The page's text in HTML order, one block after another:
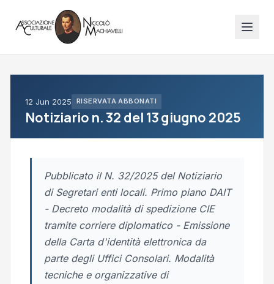
12 Jun 2025 RISERVATA ABBONATI
Notiziario n. 32 del 13 giugno 2025
Pubblicato il N. 32/2025 del Notiziario
di Segretari enti locali. Primo piano DAIT
- Decreto modalità di spedizione CIE
tramite corriere diplomatico - Emissione
della Carta d'identità elettronica da
parte degli Uffici Consolari. Modalità
tecniche e organizzative di